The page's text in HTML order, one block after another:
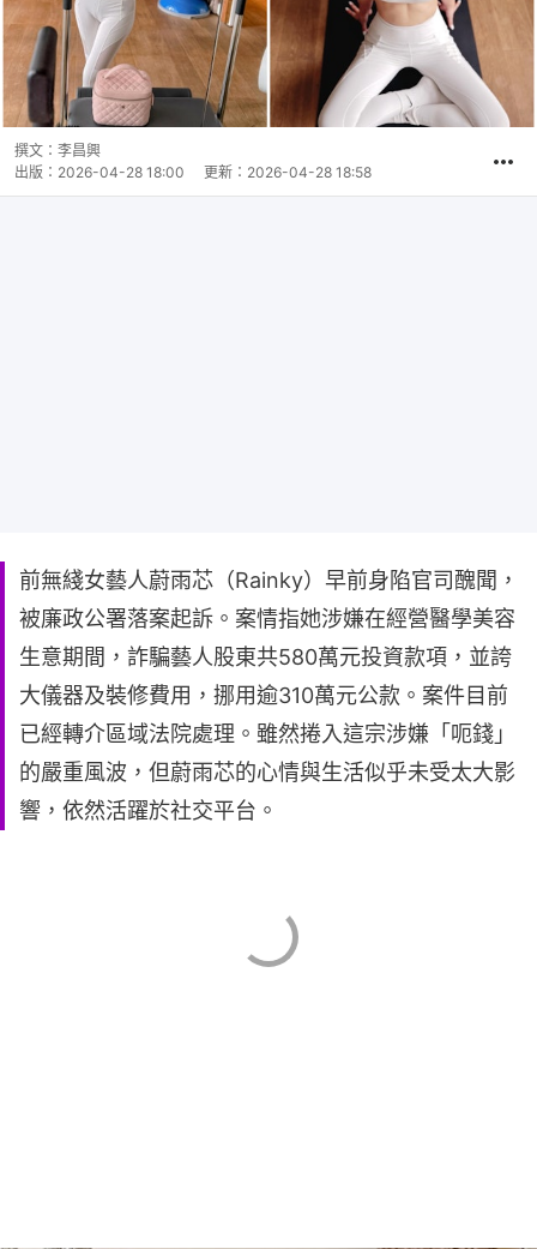
撰文： 李昌興
出版： 2026-04-28 18:00 更新： 2026-04-28 18:58
前無綫女藝人蔚雨芯（Rainky）早前身陷官司醜聞，
被廉政公署落案起訴。案情指她涉嫌在經營醫學美容
生意期間，詐騙藝人股東共580萬元投資款項，並誇
大儀器及裝修費用，挪用逾310萬元公款。案件目前
已經轉介區域法院處理。雖然捲入這宗涉嫌「呃錢」
的嚴重風波，但蔚雨芯的心情與生活似乎未受太大影
響，依然活躍於社交平台。